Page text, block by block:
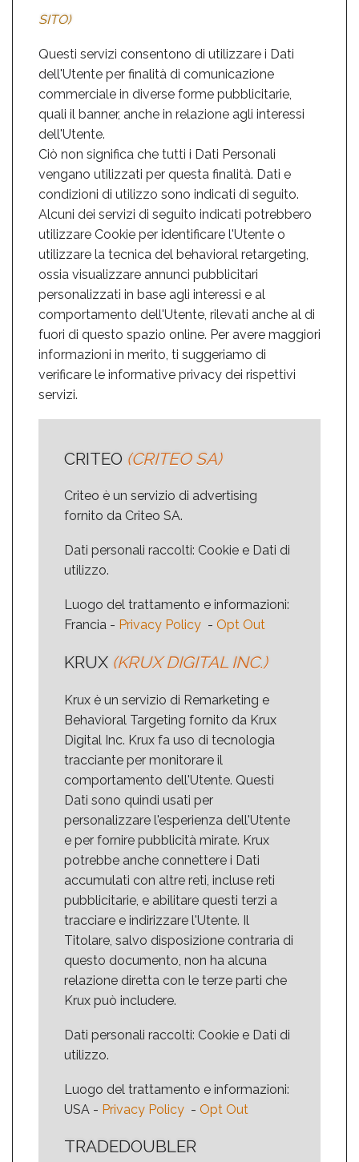
SITO)
Questi servizi consentono di utilizzare i Dati
dell'Utente per finalità di comunicazione
commerciale in diverse forme pubblicitarie,
quali il banner, anche in relazione agli interessi
dell'Utente.
Ciò non significa che tutti i Dati Personali
vengano utilizzati per questa finalità. Dati e
condizioni di utilizzo sono indicati di seguito.
Alcuni dei servizi di seguito indicati potrebbero
utilizzare Cookie per identificare l'Utente o
utilizzare la tecnica del behavioral retargeting,
ossia visualizzare annunci pubblicitari
personalizzati in base agli interessi e al
comportamento dell'Utente, rilevati anche al di
fuori di questo spazio online. Per avere maggiori
informazioni in merito, ti suggeriamo di
verificare le informative privacy dei rispettivi
servizi.
CRITEO (CRITEO SA)
Criteo è un servizio di advertising
fornito da Criteo SA.
Dati personali raccolti: Cookie e Dati di
utilizzo.
Luogo del trattamento e informazioni:
Francia - Privacy Policy - Opt Out
KRUX (KRUX DIGITAL INC.)
Krux è un servizio di Remarketing e
Behavioral Targeting fornito da Krux
Digital Inc. Krux fa uso di tecnologia
tracciante per monitorare il
comportamento dell'Utente. Questi
Dati sono quindi usati per
personalizzare l'esperienza dell'Utente
e per fornire pubblicità mirate. Krux
potrebbe anche connettere i Dati
accumulati con altre reti, incluse reti
pubblicitarie, e abilitare questi terzi a
tracciare e indirizzare l'Utente. Il
Titolare, salvo disposizione contraria di
questo documento, non ha alcuna
relazione diretta con le terze parti che
Krux può includere.
Dati personali raccolti: Cookie e Dati di
utilizzo.
Luogo del trattamento e informazioni:
USA - Privacy Policy - Opt Out
TRADEDOUBLER